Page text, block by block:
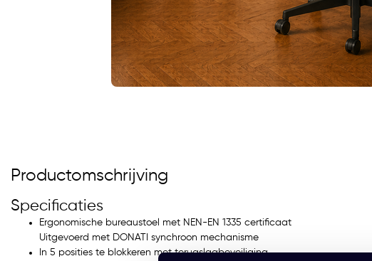
Productomschrijving
Specificaties
Ergonomische bureaustoel met NEN-EN 1335 certificaat
Uitgevoerd met DONATI synchroon mechanisme
In 5 posities te blokkeren met terugslagbeveiliging